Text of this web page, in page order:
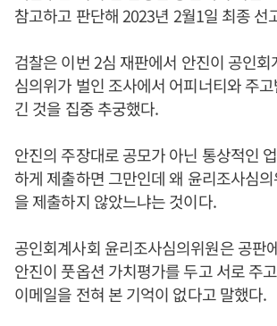
참고하고 판단해 2023년 2월1일 최종 선
검찰은 이번 2심 재판에서 안진이 공인
심의위가 벌인 조사에서 어피너티와 주
긴 것을 집중 추궁했다.
안진의 주장대로 공모가 아닌 통상적인
하게 제출하면 그만인데 왜 윤리조사심
을 제출하지 않았느냐는 것이다.
공인회계사회 윤리조사심의위원은 공판
안진이 풋옵션 가치평가를 두고 서로 주
이메일을 전혀 본 기억이 없다고 말했다.